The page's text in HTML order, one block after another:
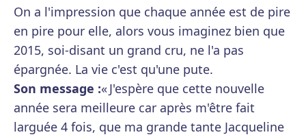
On a l'impression que chaque année est de pire
en pire pour elle, alors vous imaginez bien que
2015, soi-disant un grand cru, ne l'a pas
épargnée. La vie c'est qu'une pute.
Son message :« J'espère que cette nouvelle
année sera meilleure car après m'être fait
larguée 4 fois, que ma grande tante Jacqueline